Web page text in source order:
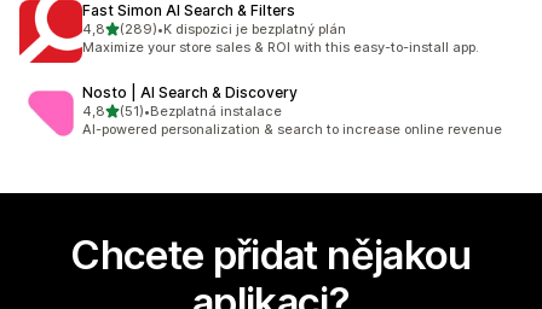
Fast Simon AI Search & Filters
4,8z 5 hvězd
(289)
Celkový počet recenzí: 289
•K dispozici je bezplatný plán
Maximize your store sales & ROI with this easy-to-install app.
Nosto | AI Search & Discovery
4,8z 5 hvězd
(51)
Celkový počet recenzí: 51
•Bezplatná instalace
AI-powered personalization & search to increase online revenue
Chcete přidat nějakou